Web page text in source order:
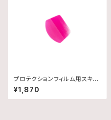
プロテクションフィルム用スキー
ジー 丸型
¥1,870